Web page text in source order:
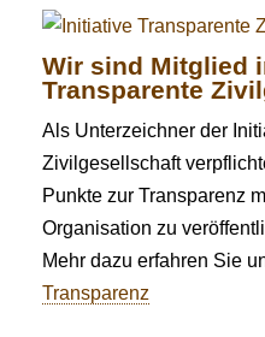
Wir sind Mitglied
Transparente
Als Unterzeichner der
Zivilgesellschaft
Punkte zur Transparenz
Organisation zu
Mehr dazu erfahren Sie
Transparenz